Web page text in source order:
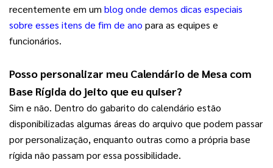
recentemente em um blog onde demos dicas especiais
sobre esses itens de fim de ano para as equipes e
funcionários.
Posso personalizar meu Calendário de Mesa com
Base Rígida do jeito que eu quiser?
Sim e não. Dentro do gabarito do calendário estão
disponibilizadas algumas áreas do arquivo que podem passar
por personalização, enquanto outras como a própria base
rígida não passam por essa possibilidade.